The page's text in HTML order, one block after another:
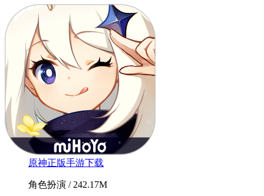
原神正版手游下载
角色扮演 / 242.17M